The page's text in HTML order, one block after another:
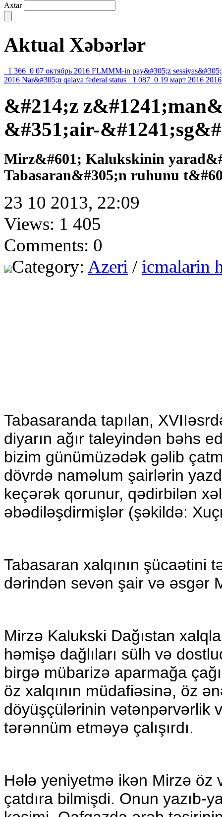
Axtar
Aktual Xəbərlər
1 366 0 07 октябрь 2016 FLMMM-in pay&#305;z sessiyas&#305;
2016 Nar&#305;n qalaya federal status 1 087 0 19 март 2016
&#214;z
&#351;air-
Mirz&#601; Kalukskinin
Tabasaran&#305;n ruhunu
23 10 2013, 22:09
Views: 1 405
Comments: 0
Category: Azeri / icmalarin
Tabasaranda tapılan, XVII
diyarın ağır taleyindən bəhs
bizim günümüzədək gəlib
dövrdə naməlum şairlərin
keçərək qorunur, qədirbilən
əbədiləşdirmişlər (şəkildə:
Tabasaran xalqının şücaətini
dərindən sevən şair və əsgər
Mirzə Kalukski Dağıstan
həmişə dağlıları sülh və
birgə mübarizə aparmağa
öz xalqının müdafiəsinə, öz
döyüşçülərinin vətənpərvərlik
tərənnüm etməyə çalışırdı.
Hələ yeniyetmə ikən Mirzə öz
çatdıra bilmişdi. Onun yazıb-